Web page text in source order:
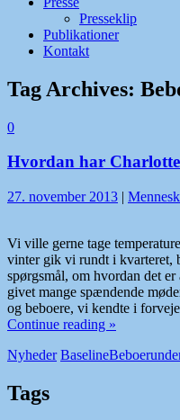
Presseklip
Publikationer
Kontakt
Tag Archives:
0
Hvordan har
27. november 2013 |
Vi ville gerne tage
vinter gik vi rundt i kvarteret,
spørgsmål, om hvordan det
givet mange spændende
og beboere, vi kendte i
Continue reading »
Nyheder Baseline
Tags